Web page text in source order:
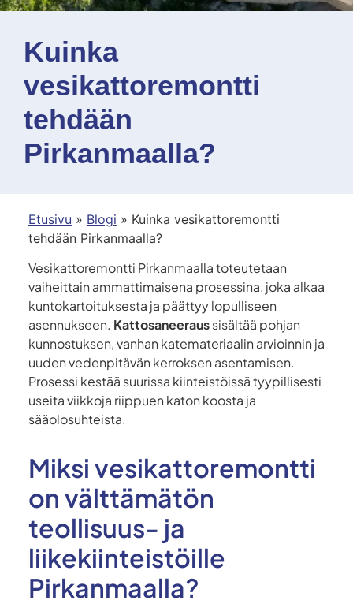
Kuinka
vesikattoremontti
tehdään
Pirkanmaalla?
Etusivu » Blogi » Kuinka vesikattoremontti
tehdään Pirkanmaalla?
Vesikattoremontti Pirkanmaalla toteutetaan
vaiheittain ammattimaisena prosessina, joka alkaa
kuntokartoituksesta ja päättyy lopulliseen
asennukseen. Kattosaneeraussisältää pohjan
kunnostuksen, vanhan katemateriaalin arvioinnin ja
uuden vedenpitävän kerroksen asentamisen.
Prosessi kestää suurissa kiinteistöissä tyypillisesti
useita viikkoja riippuen katon koosta ja
sääolosuhteista.
Miksi vesikattoremontti
on välttämätön
teollisuus- ja
liikekiinteistöille
Pirkanmaalla?